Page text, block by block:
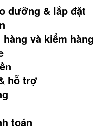
dưỡng & lắp đặt
hàng và kiểm hàng
hỗ trợ
toán